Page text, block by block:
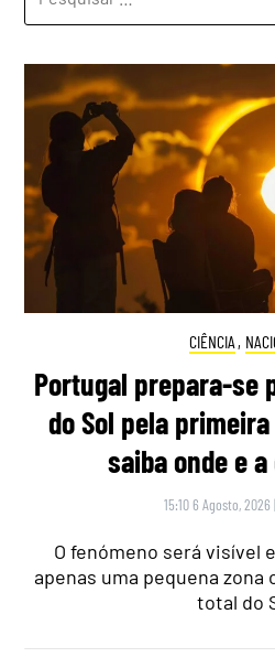
POR:
CIÊNCIA ,
Portugal prepara-se
do Sol pela primeira
saiba onde e
15:10 6 Agosto, 2026 |
O fenómeno será visível
apenas uma pequena
total do